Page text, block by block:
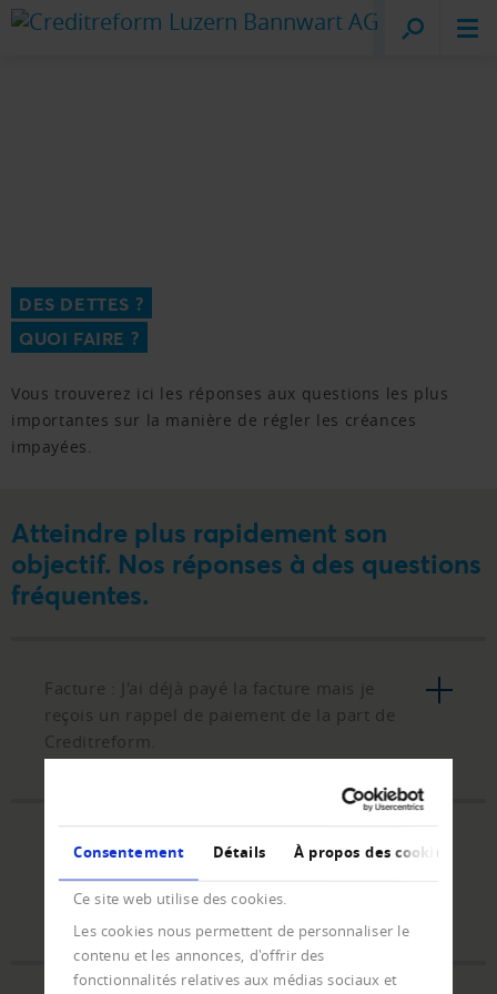
Consentement Détails À propos des cookies
Ce site web utilise des cookies.
Les cookies nous permettent de personnaliser le
contenu et les annonces, d'offrir des
fonctionnalités relatives aux médias sociaux et
Creditreform
Lucerne
DES DETTES ?
QUOI FAIRE ?
Vous trouverez ici les réponses aux questions les plus
importantes sur la manière de régler les créances
impayées.
Atteindre plus rapidement son
objectif. Nos réponses à des questions
fréquentes.
Facture : J'ai déjà payé la facture mais je
reçois un rappel de paiement de la part de
Creditreform.
Paiement : Je souhaite régler une créance de
recouvrement et je n'ai pas de bulletin de
versement.